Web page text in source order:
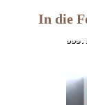
In die